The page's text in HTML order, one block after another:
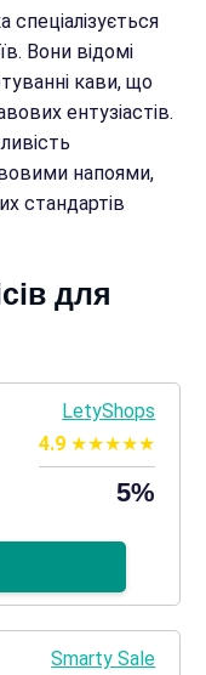
Вони відомі
кави, що
ентузіастів.
напоями,
стандартів
для
LetyShops
4.9
5%
Smarty Sale